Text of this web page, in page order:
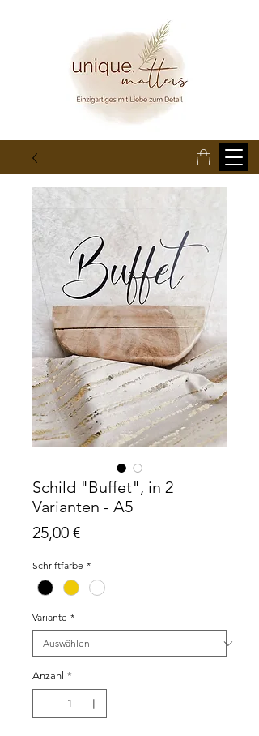
Schild "Buffet", in 2
Varianten - A5
25,00 €Preis
Schriftfarbe *
Variante *
Anzahl *